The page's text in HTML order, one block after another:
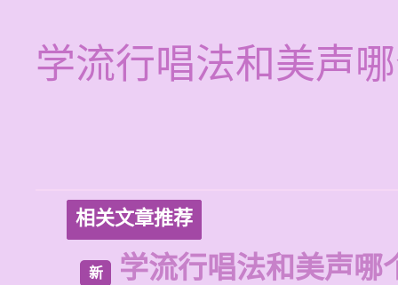
学流行唱法和美声
相关文章推荐
新 学流行唱法和美声哪